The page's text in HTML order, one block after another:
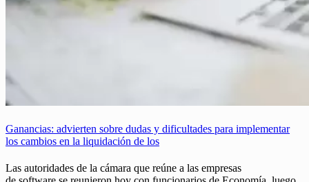
Ganancias: advierten sobre dudas y dificultades para implementar
los cambios en la liquidación de los
Las autoridades de la cámara que reúne a las empresas